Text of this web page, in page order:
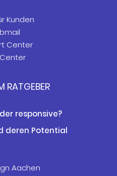
Kunden
Center
RATGEBER
responsive?
deren Potential
Aachen